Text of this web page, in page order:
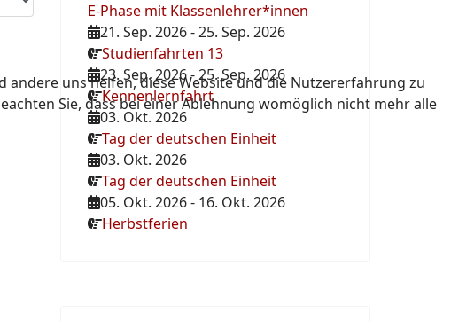
E-Phase mit Klassenlehrer*innen
21. Sep. 2026-25. Sep. 2026
Studienfahrten 13
23. Sep. 2026-25. Sep. 2026
Kennenlernfahrt
03. Okt. 2026
Tag der deutschen Einheit
03. Okt. 2026
Tag der deutschen Einheit
05. Okt. 2026- 16. Okt. 2026
Herbstferien
andere uns helfen, diese Website und die Nutzererfahrung zu
Sie, dass bei einer Ablehnung womöglich nicht mehr alle